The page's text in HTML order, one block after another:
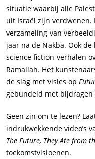
situatie waarbij alle
uit Israël zijn verdwenen.
verzameling van
jaar na de Nakba. Ook de
science fiction-verhalen
Ramallah. Het
de slag met visies op
gebundeld met bijdragen
Geen zin om te lezen?
indrukwekkende video’s
The Future, They Ate from
toekomstvisioenen.